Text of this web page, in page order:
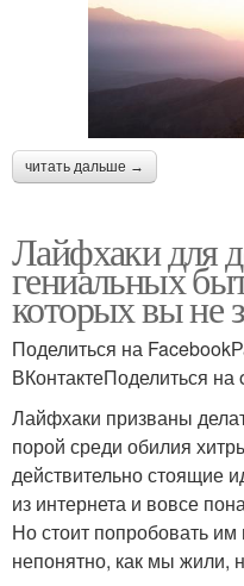
читать дальше →
Лайфхаки для
гениальных
которых вы не
Поделиться на
ВКонтактеПоделиться на
Лайфхаки призваны
порой среди обилия
действительно стоящие
из интернета и вовсе
Но стоит попробовать им
непонятно, как мы жили,